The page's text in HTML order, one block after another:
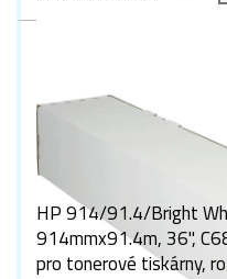
HP 914/91.4/Bright
914mmx91.4m, 36",
pro tonerové tiskárny,